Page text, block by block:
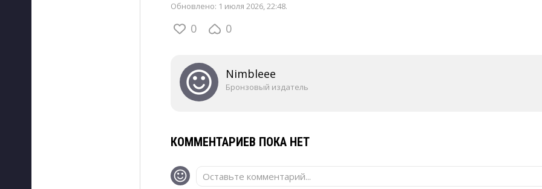
Обновлено: 1 июля 2026, 22:48.
0 0
Nimbleee
Бронзовый издатель
КОММЕНТАРИЕВ ПОКА НЕТ
Оставьте комментарий...